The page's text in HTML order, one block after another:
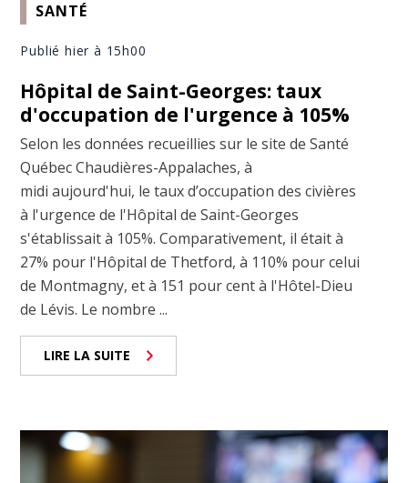
SANTÉ
Publié hier à 15h00
Hôpital de Saint-Georges: taux
d'occupation de l'urgence à 105%
Selon les données recueillies sur le site de Santé
Québec Chaudières-Appalaches, à
midi aujourd'hui, le taux d’occupation des civières
à l'urgence de l'Hôpital de Saint-Georges
s'établissait à 105%. Comparativement, il était à
27% pour l'Hôpital de Thetford, à 110% pour celui
de Montmagny, et à 151 pour cent à l'Hôtel-Dieu
de Lévis. Le nombre ...
LIRE LA SUITE